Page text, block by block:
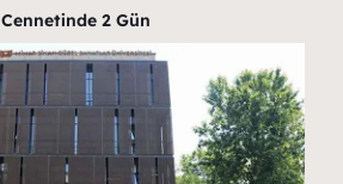
Cennetinde 2 Gün